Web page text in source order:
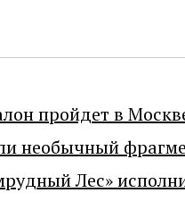
пройдет в
необычный
Лес»